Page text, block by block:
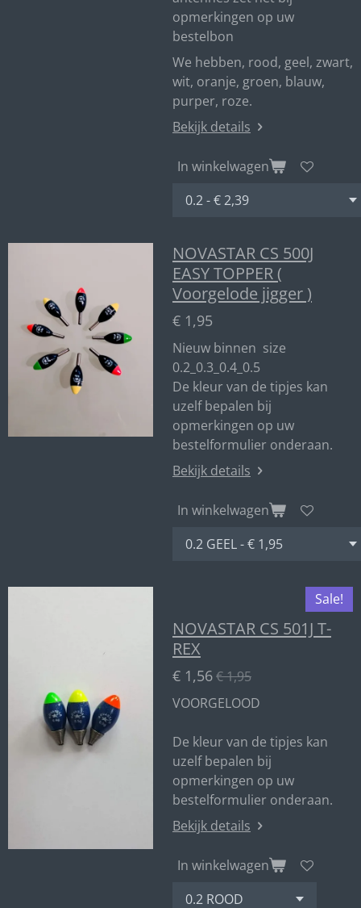
opmerkingen op uw
bestelbon
We hebben, rood, geel, zwart,
wit, oranje, groen, blauw,
purper, roze.
Bekijk details
In winkelwagen
NOVASTAR CS 500J
EASY TOPPER (
Voorgelode jigger )
€ 1,95
Nieuw binnen size
0.2_0.3_0.4_0.5
De kleur van de tipjes kan
uzelf bepalen bij
opmerkingen op uw
bestelformulier onderaan.
Bekijk details
In winkelwagen
Sale!
NOVASTAR CS 501J T-
REX
€ 1,56€ 1,95
VOORGELOOD
De kleur van de tipjes kan
uzelf bepalen bij
opmerkingen op uw
bestelformulier onderaan.
Bekijk details
In winkelwagen